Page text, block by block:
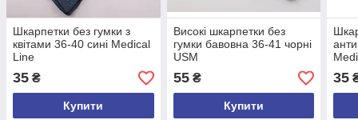
Шкарпетки без гумки з
квітами 36-40 сині Medical
Line
35 ₴
Купити
Високі шкарпетки без
гумки бавовна 36-41 чорні
USM
55₴
Купити
40
35